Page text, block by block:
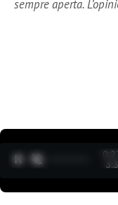
sempre aperta.